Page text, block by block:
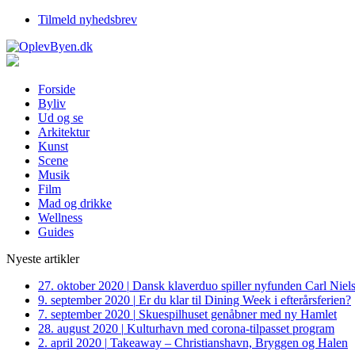
Tilmeld nyhedsbrev
Forside
Byliv
Ud og se
Arkitektur
Kunst
Scene
Musik
Film
Mad og drikke
Wellness
Guides
Nyeste artikler
27. oktober 2020 | Dansk klaverduo spiller nyfunden Carl
9. september 2020 | Er du klar til Dining Week i efterårsferien?
7. september 2020 | Skuespilhuset genåbner med ny Hamlet
28. august 2020 | Kulturhavn med corona-tilpasset program
2. april 2020 | Takeaway – Christianshavn, Bryggen og Halen